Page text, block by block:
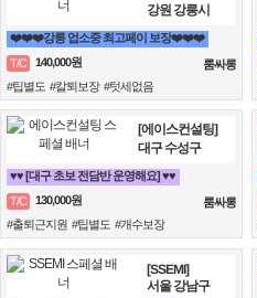
강원 강릉시
❤️❤️❤️강릉 업소중 최고페이 보장❤️❤️❤️
T/C
140,000원
룸싸롱
#팁별도 #칼퇴보장 #텃세없음
[에이스컨설팅]
대구 수성구
♥️♥️ [대구 초보 전담반 운영해요] ♥️♥️
T/C
130,000원
룸싸롱
#출퇴근지원 #팁별도 #개수보장
[SSEMI]
서울 강남구